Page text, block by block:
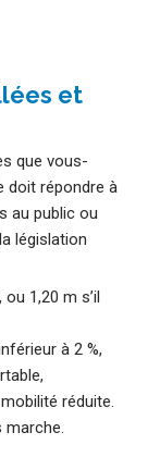
et
que vous-
doit répondre à
au public ou
législation
, ou 1,20 m s’il
à 2 %,
réduite.
marche.